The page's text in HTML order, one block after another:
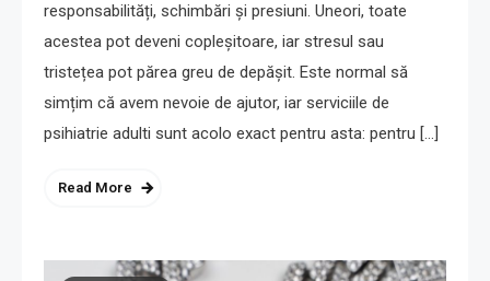
responsabilități, schimbări și presiuni. Uneori, toate
acestea pot deveni copleșitoare, iar stresul sau
tristețea pot părea greu de depășit. Este normal să
simțim că avem nevoie de ajutor, iar serviciile de
psihiatrie adulti sunt acolo exact pentru asta: pentru […]
Read More